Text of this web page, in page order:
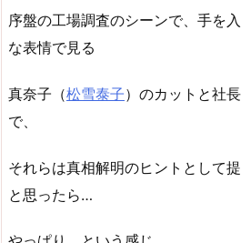
序盤の工場調査のシーンで、手を
な表情で見る
真奈子（松雪泰子）のカットと社
で、
それらは真相解明のヒントとして
と思ったら…